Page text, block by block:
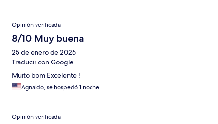
Opinión verificada
8/10 Muy buena
25 de enero de 2026
Traducir con Google
Muito bom Excelente !
Agnaldo, se hospedó 1 noche
Opinión verificada